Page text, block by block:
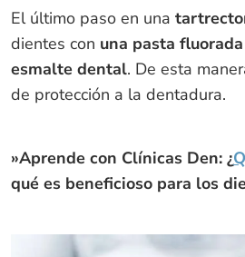
El último paso en una
dientes con una pasta
esmalte dental. De esta
de protección a la dentadura.
»Aprende con Clínicas Den: ¿
qué es beneficioso para los